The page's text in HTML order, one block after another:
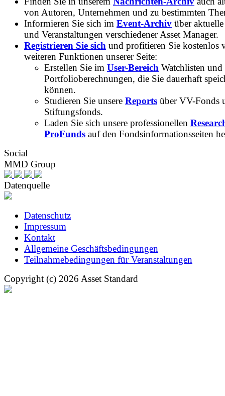
von Autoren, Unternehmen und zu bestimmten
Informieren Sie sich im Event-Archiv über
und Veranstaltungen verschiedener Asset Manager.
Registrieren Sie sich und profitieren Sie kostenlos
weiteren Funktionen unserer Seite:
Erstellen Sie im User-Bereich Watchlisten und
Portfolioberechnungen, die Sie dauerhaft
können.
Studieren Sie unsere Reports über VV-Fonds
Stiftungsfonds.
Laden Sie sich unsere professionellen
ProFunds auf den Fondsinformationsseiten
Social
MMD Group
Datenquelle
Datenschutz
Impressum
Kontakt
Allgemeine Geschäftsbedingungen
Teilnahmebedingungen für Veranstaltungen
Copyright (c) 2026 Asset Standard